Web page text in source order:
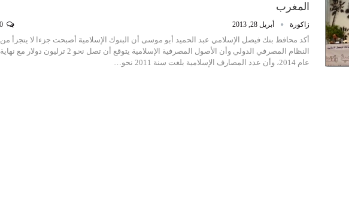
المغرب
زاكورة أبريل 28, 2013
أكد محافظ بنك فيصل الإسلامي عبد الحميد أبو موسى أن البنوك الإسلامية أصبحت جزءا لا يتجزأ من
النظام المصرفي الدولي وأن الأصول المصرفية الإسلامية يتوقع أن تصل نحو 2 ترليون دولار مع نهاية
عام 2014، وأن عدد المصارف الإسلامية بلغت سنة 2011 نحو…